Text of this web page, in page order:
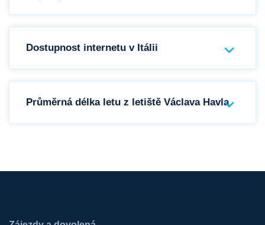
Dostupnost internetu v Itálii
Průměrná délka letu z letiště Václava Havla